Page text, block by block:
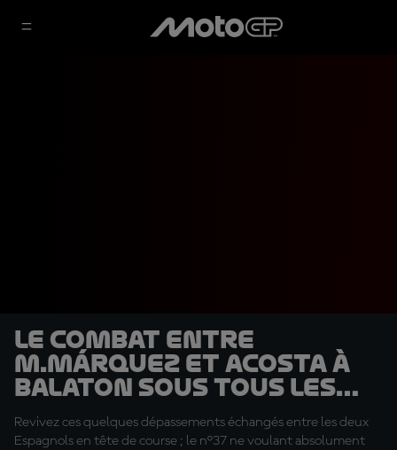
Le combat entre
M.Márquez et Acosta à
Balaton sous tous les
angles
Revivez ces quelques dépassements échangés entre les deux
Espagnols en tête de course ; le n°37 ne voulant absolument